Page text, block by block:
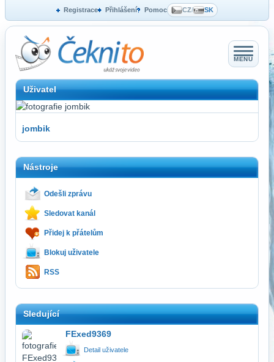
Registrace Přihlášení Pomoc CZ/ SK
MENU
Uživatel
jombik
Nástroje
Odešli zprávu
Sledovat kanál
Přidej k přátelům
Blokuj uživatele
RSS
Sledující
FExed9369
Detail uživatele